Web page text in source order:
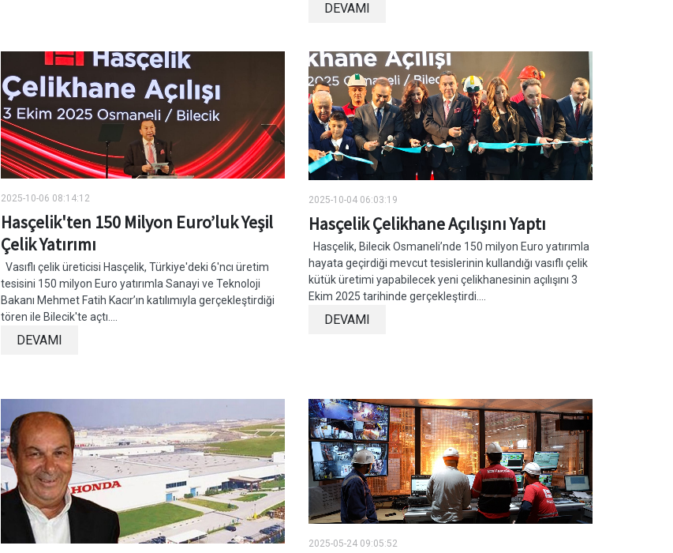
DEVAMI
2025-10-06 08:14:12
Hasçelik'ten 150 Milyon Euro’luk Yeşil
Çelik Yatırımı
Vasıflı çelik üreticisi Hasçelik, Türkiye'deki 6'ncı üretim
tesisini 150 milyon Euro yatırımla Sanayi ve Teknoloji
Bakanı Mehmet Fatih Kacır’ın katılımıyla gerçekleştirdiği
tören ile Bilecik'te açtı....
DEVAMI
2025-10-04 06:03:19
Hasçelik Çelikhane Açılışını Yaptı
Hasçelik, Bilecik Osmaneli’nde 150 milyon Euro yatırımla
hayata geçirdiği mevcut tesislerinin kullandığı vasıflı çelik
kütük üretimi yapabilecek yeni çelikhanesinin açılışını 3
Ekim 2025 tarihinde gerçekleştirdi....
DEVAMI
2025-05-24 09:05:52